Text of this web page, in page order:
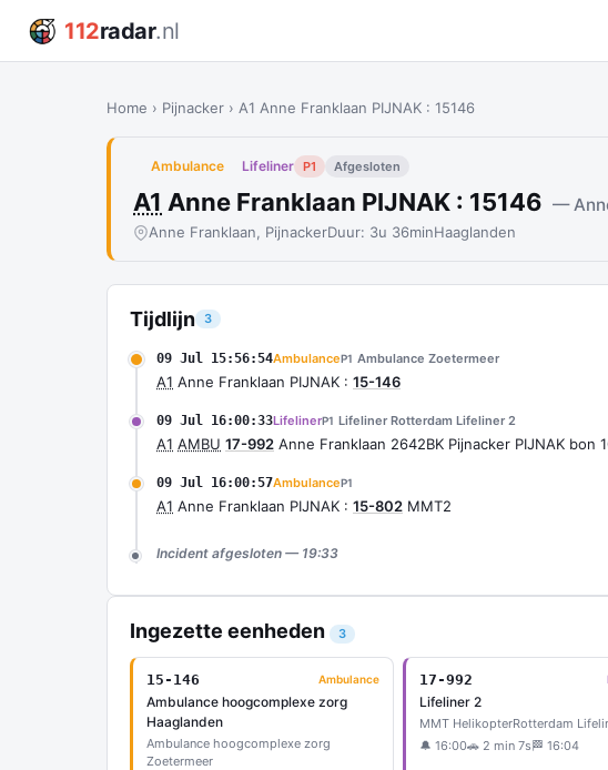
112radar.nl
Home › Pijnacker › A1 Anne Franklaan PIJNAK : 15146
Ambulance Lifeliner P1 Afgesloten
A1 Anne Franklaan PIJNAK : 15146 —
Anne Franklaan, PijnackerDuur: 3u 36minHaaglanden
Tijdlijn 3
09 Jul 15:56:54AmbulanceP1 Ambulance Zoetermeer
A1 Anne Franklaan PIJNAK : 15-146
09 Jul 16:00:33LifelinerP1 Lifeliner Rotterdam Lifeliner 2
A1 AMBU 17-992 Anne Franklaan 2642BK Pijnacker PIJNAK bon
09 Jul 16:00:57AmbulanceP1
A1 Anne Franklaan PIJNAK : 15-802 MMT2
Incident afgesloten — 19:33
Ingezette eenheden 3
15-146 Ambulance
Ambulance hoogcomplexe zorg
Haaglanden
Ambulance hoogcomplexe zorg
Zoetermeer
17-992
Lifeliner 2
MMT HelikopterRotterdam
🔔 16:00🚗 2 min 7s 🏁 16:04